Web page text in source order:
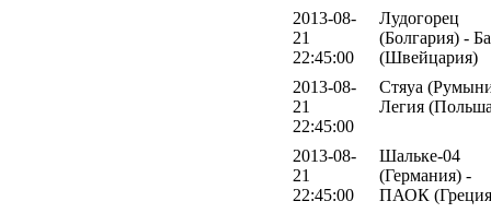
2013-08-
21
22:45:00
Лудогорец
(Болгария) -
(Швейцария)
2013-08-
21
22:45:00
Стяуа
Легия
2013-08-
21
22:45:00
Шальке-04
(Германия) -
ПАОК